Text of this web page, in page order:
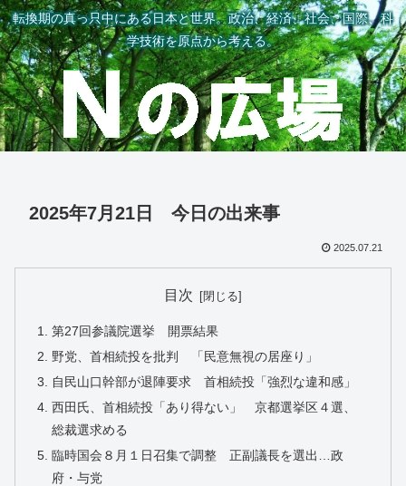
転換期の真っ只中にある日本と世界。政治、経済、社会、国際、科
学技術を原点から考える。
2025年7月21日 今日の出来事
2025.07.21
目次
第27回参議院選挙 開票結果
野党、首相続投を批判 「民意無視の居座り」
自民山口幹部が退陣要求 首相続投「強烈な違和感」
西田氏、首相続投「あり得ない」 京都選挙区４選、
総裁選求める
臨時国会８月１日召集で調整 正副議長を選出…政
府・与党